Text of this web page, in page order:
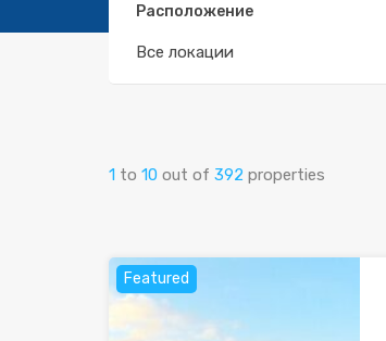
Расположение
Все локации
1 to 10 out of 392 properties
Featured